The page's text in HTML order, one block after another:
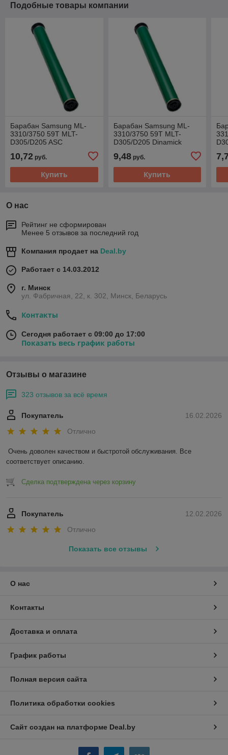
Подобные товары компании
Барабан Samsung ML-
3310/3750 59T MLT-
D305/D205 ASC
10,72 руб.
Купить
Барабан Samsung ML-
3310/3750 59T MLT-
D305/D205 Dinamick
9,48руб.
Купить
О нас
Рейтинг не сформирован
Менее 5 отзывов за последний год
Компания продает на Deal.by
Работает с 14.03.2012
г. Минск
ул. Фабричная, 22, к. 302, Минск, Беларусь
Контакты
Сегодня работает с 09:00 до 17:00
Показать весь график работы
Отзывы о магазине
323 отзывов за всё время
16.02.2026
Покупатель
Отлично
Очень доволен качеством и быстротой обслуживания. Все
соответствует описанию.
Сделка подтверждена через корзину
12.02.2026
Покупатель
Отлично
Показать все отзывы
О нас
Контакты
Доставка и оплата
График работы
Полная версия сайта
Политика обработки cookies
Сайт создан на платформе Deal.by